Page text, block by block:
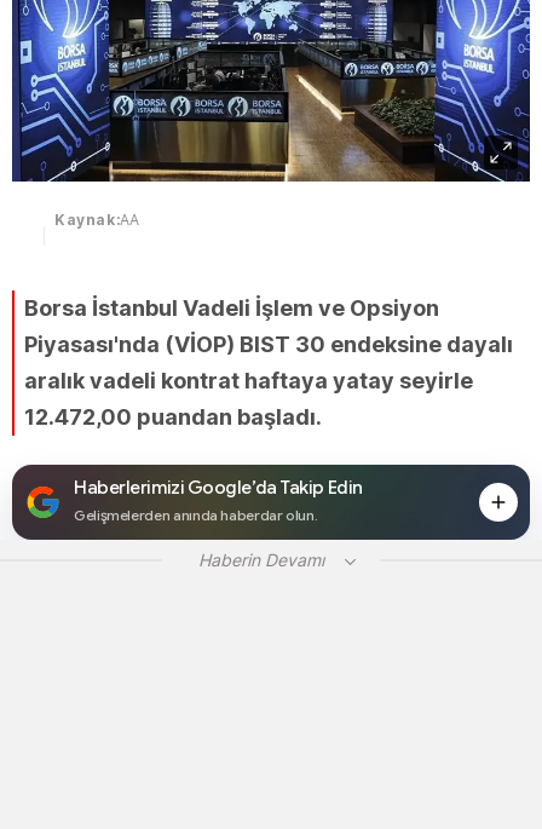
Kaynak:AA
Borsa İstanbul Vadeli İşlem ve Opsiyon
Piyasası'nda (VİOP) BIST 30 endeksine dayalı
aralık vadeli kontrat haftaya yatay seyirle
12.472,00 puandan başladı.
Haberlerimizi Google’da Takip Edin
Gelişmelerden anında haberdar olun.
Haberin Devamı